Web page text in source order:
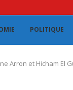
POLITIQUE
Arron et Hicham El